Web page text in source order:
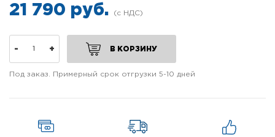
21 790 руб.
- + В КОРЗИНУ
Под заказ. Примерный срок отгрузки 5-10 дней